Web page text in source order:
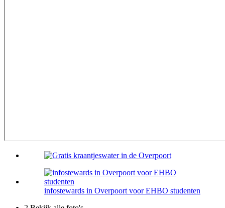
infostewards in Overpoort voor EHBO studenten